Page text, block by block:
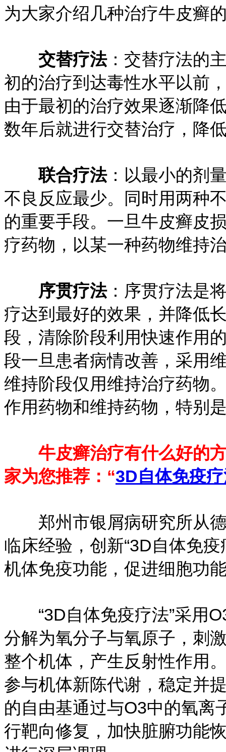
为大家介绍几种治疗牛皮癣
交替疗法：交替疗法的
初的治疗到达毒性水平以前
由于最初的治疗效果逐渐降
数年后就进行交替治疗，降
联合疗法：以最小的剂
不良反应最少。同时用两种
的重要手段。一旦牛皮癣皮
疗药物，以某一种药物维持
序贯疗法：序贯疗法是
疗达到最好的效果，并降低
段，清除阶段利用快速作用
段一旦患者病情改善，采用
维持阶段仅用维持治疗药物
作用药物和维持药物，特别
牛皮癣治疗有什么好的方
家为您推荐：“3D自体免疫
郑州市银屑病研究所从德
临床经验，创新“3D自体免
机体免疫功能，促进细胞功
“3D自体免疫疗法”采用
分解为氧分子与氧原子，刺
整个机体，产生反射性作用
参与机体新陈代谢，稳定并
的自由基通过与O3中的氧离
行靶向修复，加快脏腑功能